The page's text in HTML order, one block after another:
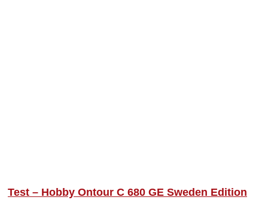
Test – Hobby Ontour C 680 GE Sweden Edition